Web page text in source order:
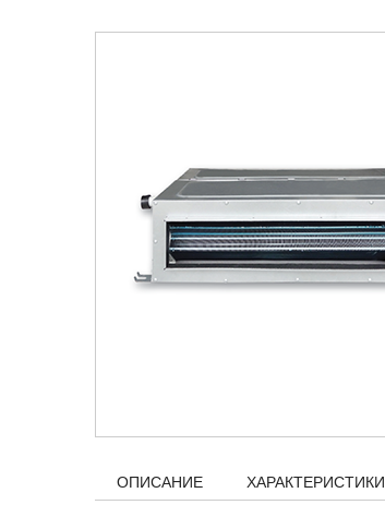
ОПИСАНИЕ ХАРАКТЕРИСТИКИ